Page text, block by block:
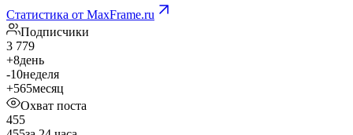
Статистика от MaxFrame.ru
Подписчики
3 779
+8день
-10неделя
+565месяц
Охват поста
455